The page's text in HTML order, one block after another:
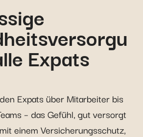
Expats
Expats über Mitarbeiter bis
– das Gefühl, gut versorgt
einem Versicherungsschutz,